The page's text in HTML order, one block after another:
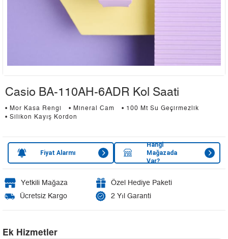
Casio BA-110AH-6ADR Kol Saati
• Mor Kasa Rengi • Mineral Cam
• 100 Mt Su Geçirmezlik
• Silikon Kayış Kordon
Fiyat Alarmı
Hangi
Mağazada
Var?
Yetkili Mağaza
Özel Hediye Paketi
Ücretsiz Kargo
2 Yıl Garanti
Ek Hizmetler